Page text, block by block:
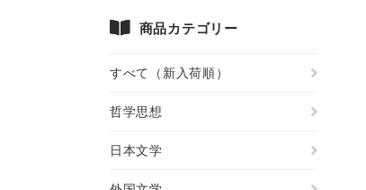
商品カテゴリー
すべて（新入荷順）
哲学思想
日本文学